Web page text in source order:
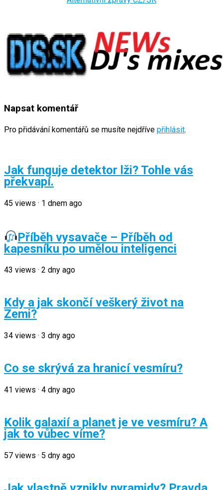
Napsat komentář
Pro přidávání komentářů se musíte nejdříve přihlásit.
Jak funguje detektor lži? Tohle vás
překvapí.
45 views · 1 dnem ago
Příběh vysavače – Příběh od
kapesníku po umělou inteligenci
43 views · 2 dny ago
Kdy a jak skončí veškerý život na
Zemi?
34 views · 3 dny ago
Co se skrývá za hranicí vesmíru?
41 views · 4 dny ago
Kolik galaxií a planet je ve vesmíru? A
jak to vůbec víme?
57 views · 5 dny ago